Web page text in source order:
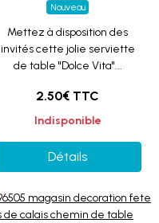
Nouveau
Mettez à disposition des
invités cette jolie serviette
de table "Dolce Vita"...
2.50€ TTC
Indisponible
Détails